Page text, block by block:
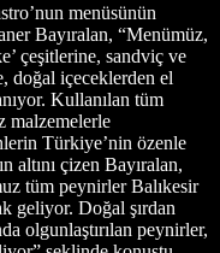
menüsünün
Bayıralan, “Menümüz,
çeşitlerine, sandviç ve
doğal içeceklerden el
Kullanılan tüm
malzemelerle
Türkiye’nin özenle
altını çizen Bayıralan,
tüm peynirler Balıkesir
geliyor. Doğal şırdan
olgunlaştırılan peynirler,